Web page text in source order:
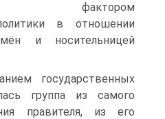
фактором
в отношении
и носительницей
государственных
группа из самого
правителя, из его